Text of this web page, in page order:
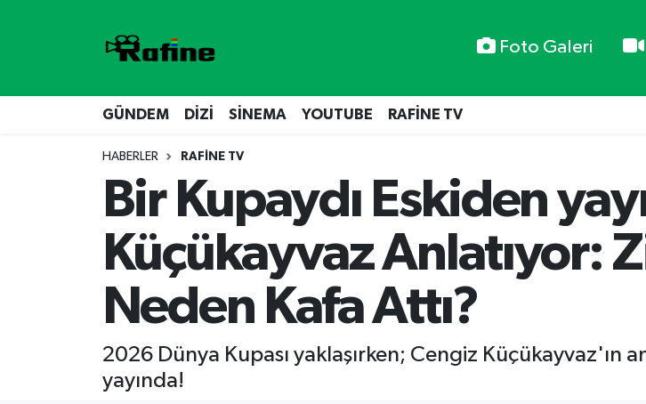
Foto Galeri
GÜNDEM DİZİ SİNEMA YOUTUBE RAFİNE TV
HABERLER RAFİNE TV
Bir Kupaydı Eskiden
Küçükayvaz Anlatıyor:
Neden Kafa Attı?
2026 Dünya Kupası yaklaşırken; Cengiz Küçükayvaz'ın
yayında!
SİNEMA
YOUTUBE
RAFİNE TV
GÜNDEM
RAFİNE TV
VİDEO GALERİ
YOUTUBE
Hava Durumu
Namaz Vakitleri
Trafik Durumu
Süper Lig Puan Durumu ve Fikstür
Tüm Manşetler
Haber Arşivi